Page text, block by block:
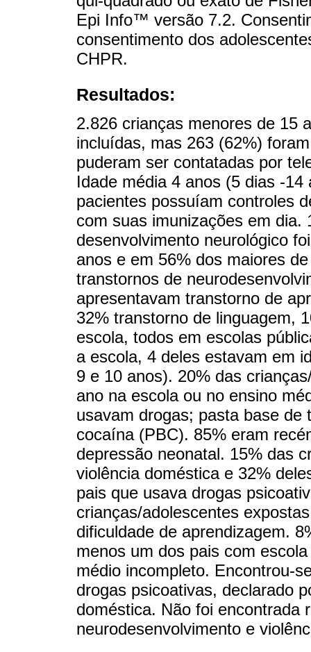
Epi Info™ versão 7.2.
consentimento dos
CHPR.
Resultados:
2.826 crianças menores de 15
incluídas, mas 263 (62%)
puderam ser contatadas por
Idade média 4 anos (5 dias -
pacientes possuíam controles
com suas imunizações em dia.
desenvolvimento neurológico
anos e em 56% dos maiores
transtornos de
apresentavam transtorno de
32% transtorno de linguagem,
escola, todos em escolas
a escola, 4 deles estavam em
9 e 10 anos). 20% das
ano na escola ou no ensino
usavam drogas; pasta base
cocaína (PBC). 85% eram
depressão neonatal. 15% das
violência doméstica e 32%
pais que usava drogas
crianças/adolescentes
dificuldade de aprendizagem.
menos um dos pais com
médio incompleto. Encontrou-
drogas psicoativas, declarado
doméstica. Não foi encontrada
neurodesenvolvimento e